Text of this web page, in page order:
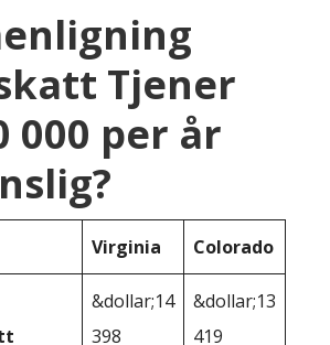
Tjener
000 per år
Virginia Colorado
&dollar;14
398
&dollar;13
419